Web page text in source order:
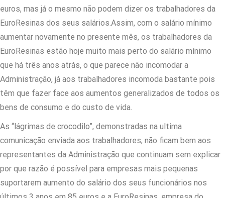
euros, mas já o mesmo não podem dizer os trabalhadores da
EuroResinas dos seus salários.Assim, com o salário mínimo
aumentar novamente no presente mês, os trabalhadores da
EuroResinas estão hoje muito mais perto do salário mínimo
que há três anos atrás, o que parece não incomodar a
Administração, já aos trabalhadores incomoda bastante pois
têm que fazer face aos aumentos generalizados de todos os
bens de consumo e do custo de vida.
As “lágrimas de crocodilo”, demonstradas na ultima
comunicação enviada aos trabalhadores, não ficam bem aos
representantes da Administração que continuam sem explicar
por que razão é possível para empresas mais pequenas
suportarem aumento do salário dos seus funcionários nos